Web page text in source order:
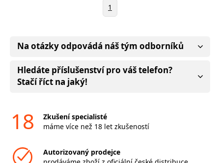
1
Na otázky odpovádá náš tým odborníků
Hledáte příslušenství pro váš telefon?
Stačí říct na jaký!
18
Zkušení specialisté
máme více než 18 let zkušeností
Autorizovaný prodejce